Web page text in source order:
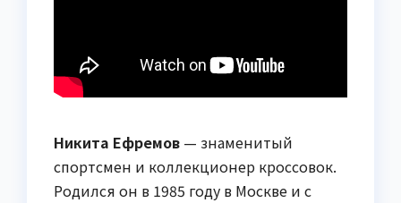
Никита Ефремов — знаменитый
спортсмен и коллекционер кроссовок.
Родился он в 1985 году в Москве и с